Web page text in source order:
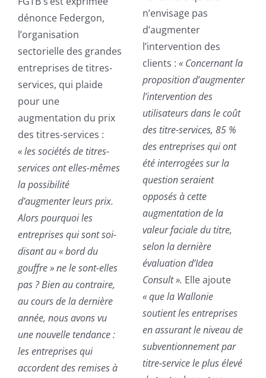
dénonce Federgon,
l’organisation
sectorielle des grandes
entreprises de titres-
services, qui plaide
pour une
augmentation du prix
des titres-services :
« les sociétés de titres-
services ont elles-mêmes
la possibilité
d’augmenter leurs prix.
Alors pourquoi les
entreprises qui sont soi-
disant au « bord du
gouffre » ne le sont-elles
pas ? Bien au contraire,
au cours de la dernière
année, nous avons vu
une nouvelle tendance :
les entreprises qui
accordent des remises à
n’envisage pas
d’augmenter
l’intervention des
clients : « Concernant la
proposition d’augmenter
l’intervention des
utilisateurs dans le coût
des titre-services, 85 %
des entreprises qui ont
été interrogées sur la
question seraient
opposés à cette
augmentation de la
valeur faciale du titre,
selon la dernière
évaluation d’Idea
Consult ». Elle ajoute
« que la Wallonie
soutient les entreprises
en assurant le niveau de
subventionnement par
titre-service le plus élevé